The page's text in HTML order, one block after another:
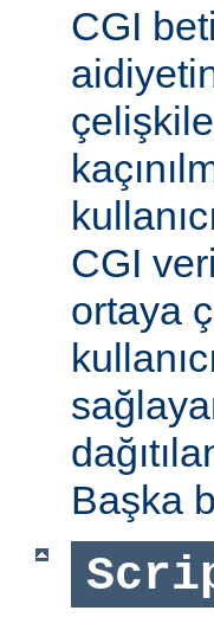
CGI
CGI
ortaya
Başka